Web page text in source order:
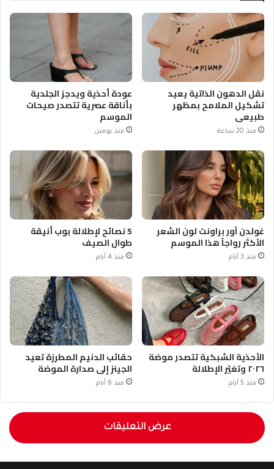
نقل الدهون الذاتية يعيد
تشكيل الملامح بمظهر
طبيعي
منذ 20 ساعة
عودة أحذية ويدجز الجلدية
بأناقة عصرية تتصدر صيحات
الموسم
منذ يومين
غولدن آور براونت لون الشعر
الأكثر رواجاً هذا الموسم
منذ 3 أيام
5 نصائح لإطلالة بوب أنيقة
طوال الصيف
منذ 4 أيام
الأحذية الشبكية تتصدر موضة
٢٠٢٦ وتغيّر الإطلالة
منذ 5 أيام
حقائب الدنيم المطرزة تعيد
الجينز إلى صدارة الموضة
منذ 6 أيام
عرض التعليقات